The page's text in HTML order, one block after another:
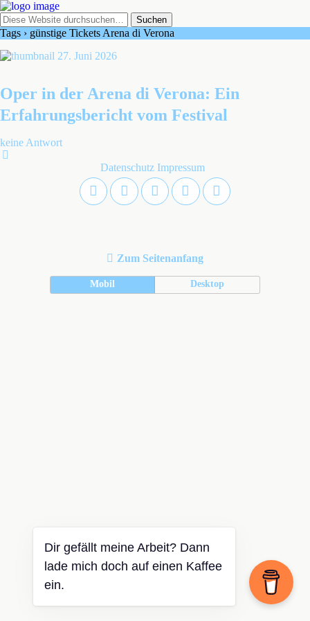
Tags › günstige Tickets Arena di Verona
27. Juni 2026
Oper in der Arena di Verona: Ein
Erfahrungsbericht vom Festival
keine Antwort
Datenschutz Impressum
Zum Seitenanfang
Mobil Desktop
Dir gefällt meine Arbeit? Dann
lade mich doch auf einen Kaffee
ein.